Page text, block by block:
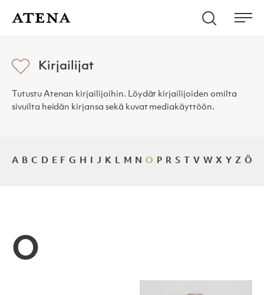
Atena Kustannus Hae
Kirjailijat
Tutustu Atenan kirjailijoihin. Löydät kirjailijoiden omilta
sivuilta heidän kirjansa sekä kuvat mediakäyttöön.
A B C D E F G H I J K L M N O P R S T V W X Y Z Ö
O